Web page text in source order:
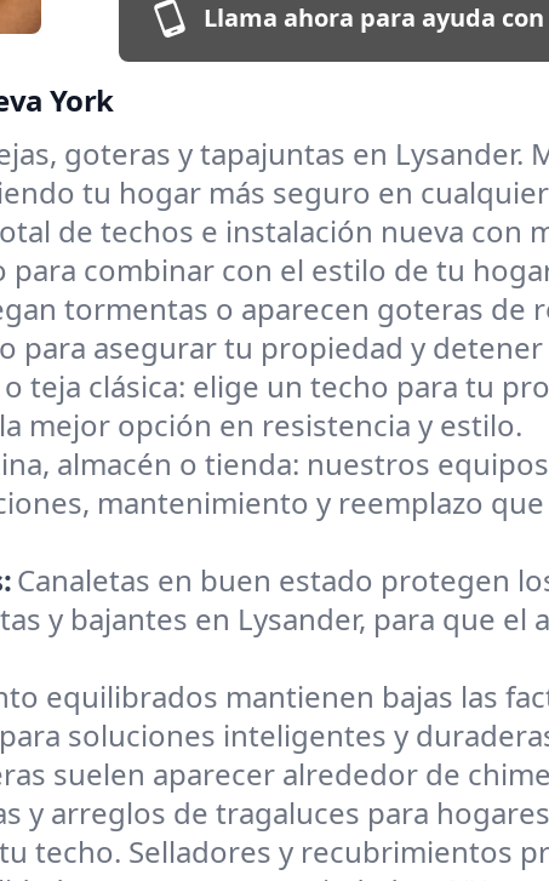
Llama ahora para ayuda
York
goteras y tapajuntas en Lysander.
tu hogar más seguro en
de techos e instalación nueva con
combinar con el estilo de tu
tormentas o aparecen goteras de
para asegurar tu propiedad y detener
teja clásica: elige un techo para tu
mejor opción en resistencia y estilo.
almacén o tienda: nuestros
mantenimiento y reemplazo
Canaletas en buen estado protegen
y bajantes en Lysander, para que el
equilibrados mantienen bajas las
soluciones inteligentes y
suelen aparecer alrededor de
y arreglos de tragaluces para
techo. Selladores y recubrimientos